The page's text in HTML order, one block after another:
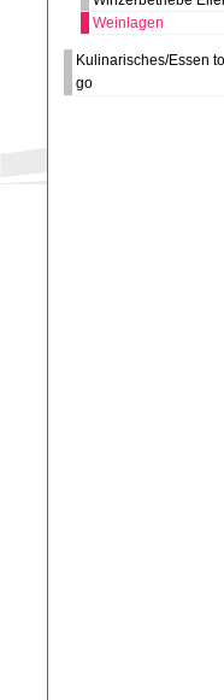
Weinlagen
Kulinarisches/Essen to
go